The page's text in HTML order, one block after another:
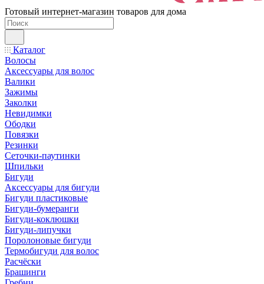
Готовый интернет-магазин товаров для дома
Каталог
Волосы
Аксессуары для волос
Валики
Зажимы
Заколки
Невидимки
Ободки
Повязки
Резинки
Сеточки-паутинки
Шпильки
Бигуди
Аксессуары для бигуди
Бигуди пластиковые
Бигуди-бумеранги
Бигуди-коклюшки
Бигуди-липучки
Поролоновые бигуди
Термобигуди для волос
Расчёски
Брашинги